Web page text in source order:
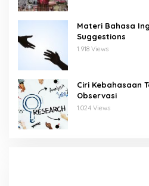
Materi Bahasa
Suggestions
1.918 Views
Ciri Kebahasaan
Observasi
1.024 Views